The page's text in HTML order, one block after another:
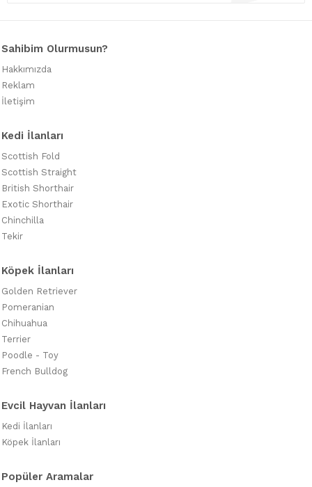
Sahibim Olurmusun?
Hakkımızda
Reklam
İletişim
Kedi İlanları
Scottish Fold
Scottish Straight
British Shorthair
Exotic Shorthair
Chinchilla
Tekir
Köpek İlanları
Golden Retriever
Pomeranian
Chihuahua
Terrier
Poodle - Toy
French Bulldog
Evcil Hayvan İlanları
Kedi İlanları
Köpek İlanları
Popüler Aramalar